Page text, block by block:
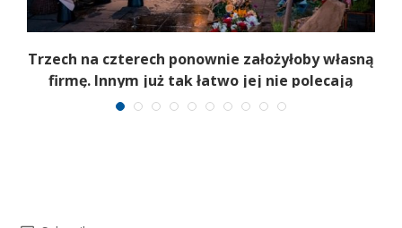
Trzech na czterech ponownie założyłoby własną
firmę. Innym już tak łatwo jej nie polecają